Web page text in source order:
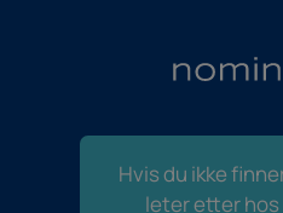
Hvis du ikke
leter etter hos